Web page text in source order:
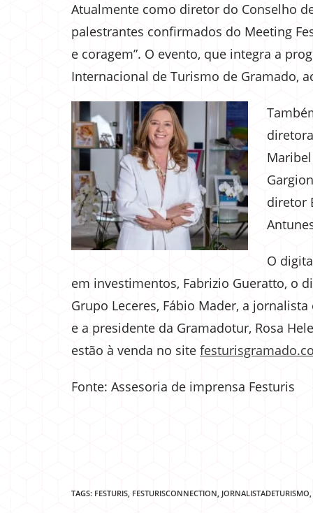
Atualmente como diretor do Conselho
palestrantes confirmados do Meeting
e coragem”. O evento, que integra a
Internacional de Turismo de Gramado,
diretor
O
em investimentos, Fabrizio Gueratto, o
Grupo Leceres, Fábio Mader, a
e a presidente da Gramadotur, Rosa
estão à venda no site
Fonte: Assesoria de imprensa Festuris
TAGS: FESTURIS, FESTURISCONNECTION, JORNALISTADETURISMO,